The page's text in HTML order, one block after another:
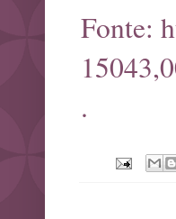
Fonte:
.